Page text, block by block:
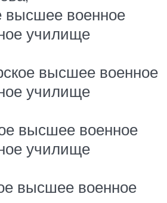
высшее военное
училище
высшее военное
училище
высшее военное
училище
высшее военное